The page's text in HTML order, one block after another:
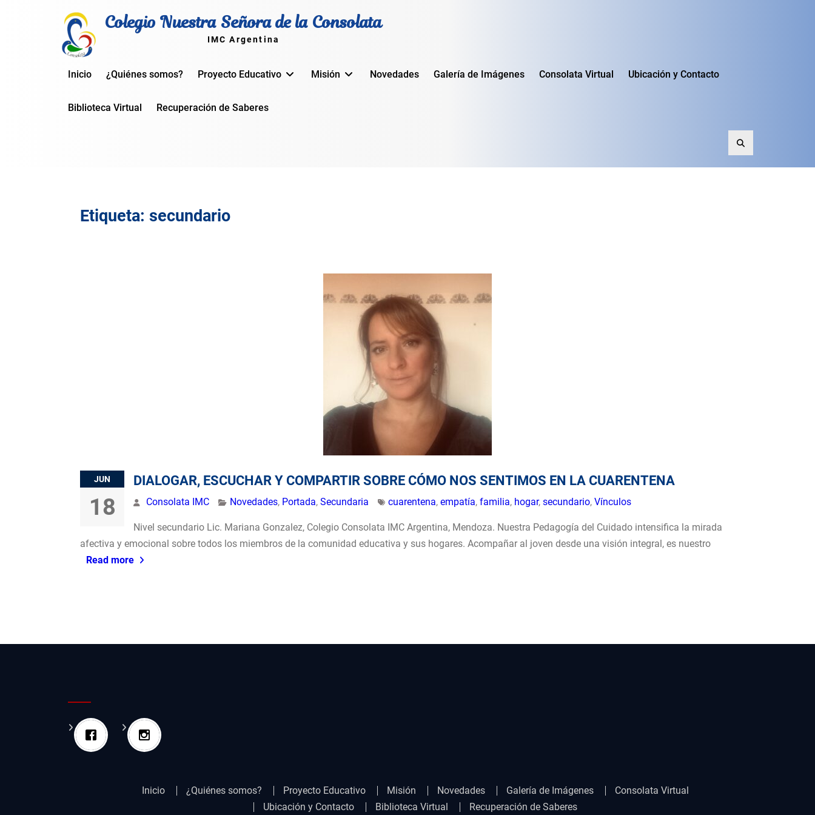
Colegio Nuestra Señora de la Consolata
IMC Argentina
Inicio ¿Quiénes somos? Proyecto Educativo Misión Novedades Galería de Imágenes Consolata Virtual Ubicación y Contacto
Biblioteca Virtual Recuperación de Saberes
Etiqueta: secundario
JUN
18
DIALOGAR, ESCUCHAR Y COMPARTIR SOBRE CÓMO NOS SENTIMOS EN LA CUARENTENA
Consolata IMC Novedades, Portada, Secundaria cuarentena, empatía, familia, hogar, secundario, Vínculos
Nivel secundario Lic. Mariana Gonzalez, Colegio Consolata IMC Argentina, Mendoza. Nuestra Pedagogía del Cuidado intensifica la mirada
afectiva y emocional sobre todos los miembros de la comunidad educativa y sus hogares. Acompañar al joven desde una visión integral, es nuestro
Read more
Inicio ¿Quiénes somos? Proyecto Educativo Misión Novedades Galería de Imágenes
Consolata Virtual
Ubicación y Contacto
Biblioteca Virtual Recuperación de Saberes